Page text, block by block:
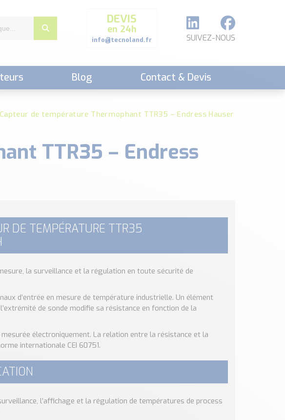
DEVIS
en 24h
info@tecnoland.fr SUIVEZ-NOUS
Blog Contact & Devis
Capteur de température Thermophant TTR35 – Endress Hauser
TTR35 – Endress
DE TEMPÉRATURE TTR35
la surveillance et la régulation en toute sécurité de
d’entrée en mesure de température industrielle. Un élément
de sonde modifie sa résistance en fonction de la
électroniquement. La relation entre la résistance et la
internationale CEI 60751.
l’affichage et la régulation de températures de process